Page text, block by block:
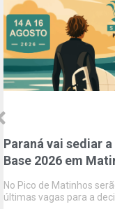
Surf Brasil
semana as
das